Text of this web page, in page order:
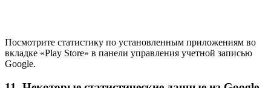
Посмотрите статистику по установленным приложениям во
вкладке «Play Store» в панели управления учетной записью
Google.